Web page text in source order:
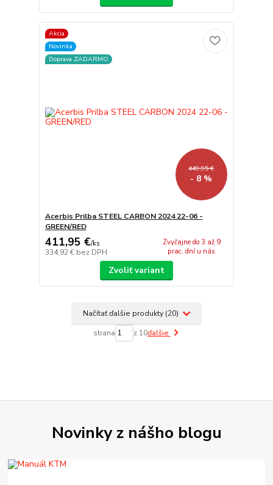
Akcia
Novinka
Doprava ZADARMO
449,95 €
- 8 %
Acerbis Prilba STEEL CARBON 2024 22-06 -
GREEN/RED
411,95 €/ks
334,92 € bez DPH
Zvyčajne do 3 až 9
prac. dní u nás
Zvoliť variant
Načítať ďalšie produkty (20)
strana z 10ďalšie
Novinky z nášho blogu